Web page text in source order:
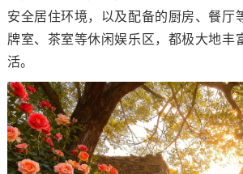
安全居住环境，以及配备的厨房、餐厅
牌室、茶室等休闲娱乐区，都极大地丰
活。